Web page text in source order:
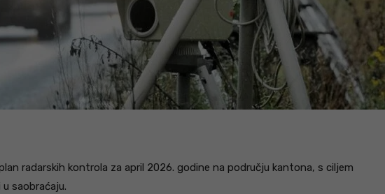
radarskih kontrola za april 2026. godine na području kantona, s ciljem
saobraćaju.